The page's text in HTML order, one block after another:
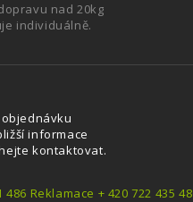
nad 20kg
individuálně.
informace
kontaktovat.
Reklamace + 420 722 435